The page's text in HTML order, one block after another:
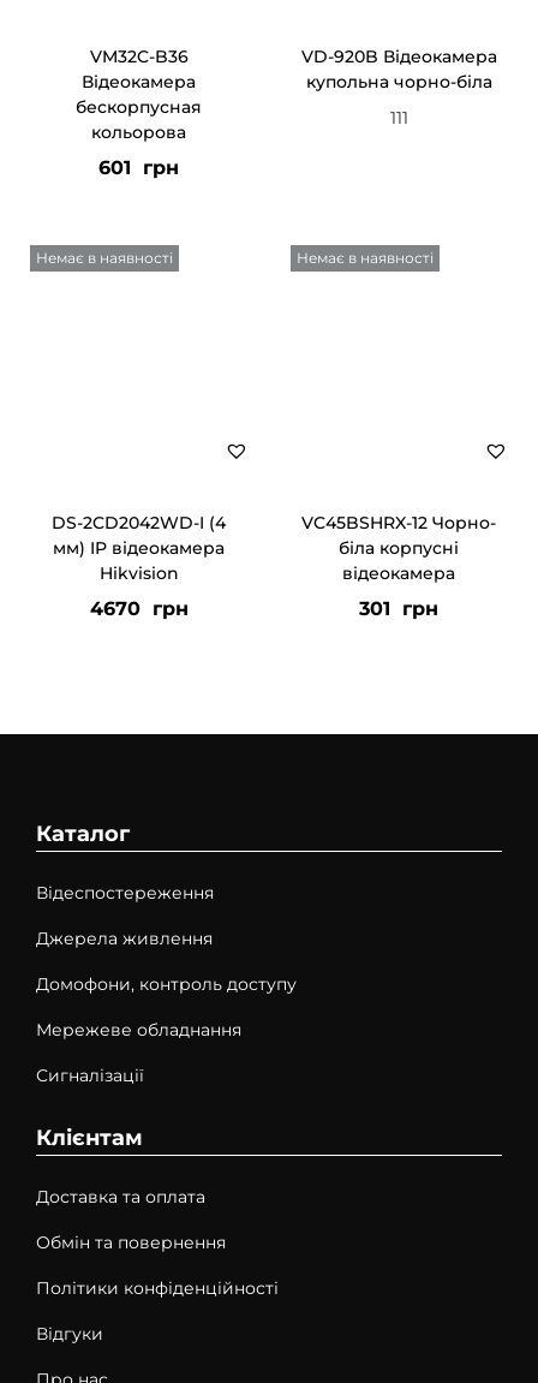
VM32C-B36
Відеокамера
бескорпусная
кольорова
601 грн
VD-920B Відеокамера
купольна чорно-біла
111
Немає в наявності
DS-2CD2042WD-I (4
мм) IP відеокамера
Hikvision
4670 грн
Немає в наявності
VC45BSHRX-12 Чорно-
біла корпусні
відеокамера
301 грн
Каталог
Відеспостереження
Джерела живлення
Домофони, контроль доступу
Мережеве обладнання
Сигналізації
Клієнтам
Доставка та оплата
Обмін та повернення
Політики конфіденційності
Відгуки